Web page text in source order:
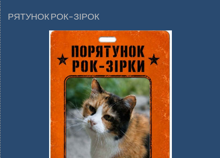
РЯТУНОК РОК-ЗІРОК